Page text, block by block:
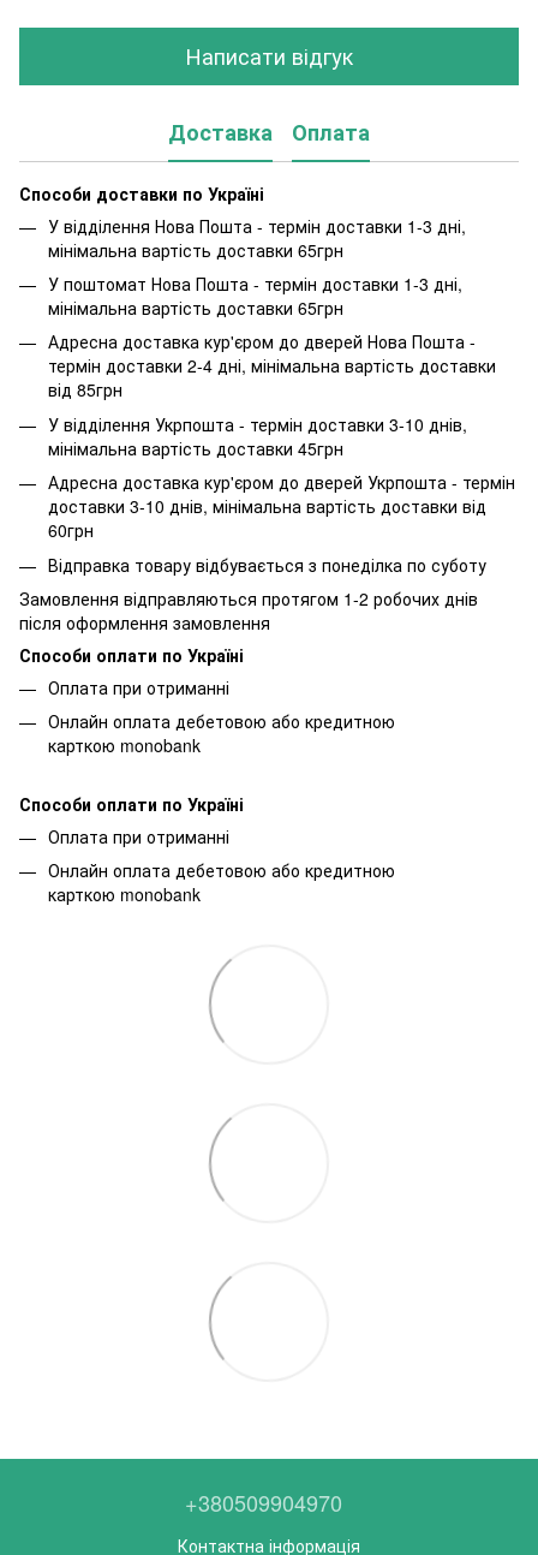
Написати відгук
Доставка Оплата
Способи доставки по Україні
У відділення Нова Пошта - термін доставки 1-3 дні,
мінімальна вартість доставки 65грн
У поштомат Нова Пошта - термін доставки 1-3 дні,
мінімальна вартість доставки 65грн
Адресна доставка кур'єром до дверей Нова Пошта -
термін доставки 2-4 дні, мінімальна вартість доставки
від 85грн
У відділення Укрпошта - термін доставки 3-10 днів,
мінімальна вартість доставки 45грн
Адресна доставка кур'єром до дверей Укрпошта - термін
доставки 3-10 днів, мінімальна вартість доставки від
60грн
Відправка товару відбувається з понеділка по суботу
Замовлення відправляються протягом 1-2 робочих днів
після оформлення замовлення
Способи оплати по Україні
Оплата при отриманні
Онлайн оплата дебетовою або кредитною
карткою monobank
Способи оплати по Україні
Оплата при отриманні
Онлайн оплата дебетовою або кредитною
карткою monobank
+380509904970
Контактна інформація